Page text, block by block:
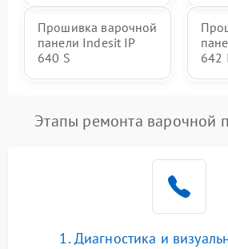
Прошивка варочной
панели Indesit IP
640 S
642
Этапы ремонта варочной
1. Диагностика и